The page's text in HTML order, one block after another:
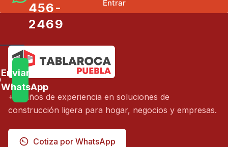
456-
2469
Muros
el
Mismo
Día
Enviar
WhatsApp
+15 años de experiencia en soluciones de
construcción ligera para hogar, negocios y empresas.
Cotiza por WhatsApp